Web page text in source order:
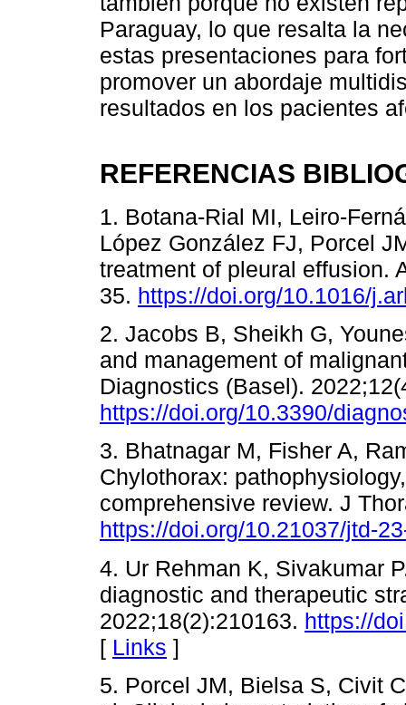
Paraguay, lo que resalta la
estas presentaciones para
promover un abordaje
resultados en los pacientes
REFERENCIAS
1. Botana-Rial MI, Leiro-
López González FJ, Porcel
treatment of pleural effusion.
35. https://doi.org/10.1016/
2. Jacobs B, Sheikh G,
and management of
Diagnostics (Basel).
https://doi.org/10.3390/
3. Bhatnagar M, Fisher A,
Chylothorax:
comprehensive review. J
https://doi.org/10.21037/jtd-
4. Ur Rehman K, Sivakumar
diagnostic and therapeutic
2022;18(2):210163. https://
[ Links ]
5. Porcel JM, Bielsa S, Civit